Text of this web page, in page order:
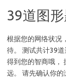
39道图
根据您的网络状况
待。 测试共计39
得到您的智商哦，
远。 请先确认你